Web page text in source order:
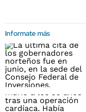
Informate más